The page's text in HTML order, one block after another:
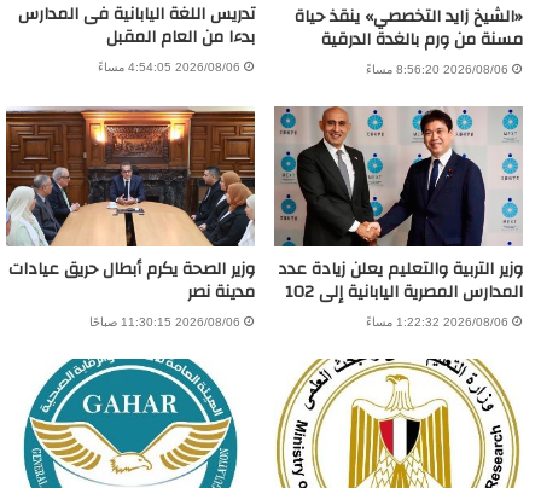
«الشيخ زايد التخصصي» ينقذ حياة
مسنة من ورم بالغدة الدرقية
2026/08/06 8:56:20 مساءً
تدريس اللغة اليابانية فى المدارس
بدءا من العام المقبل
2026/08/06 4:54:05 مساءً
وزير التربية والتعليم يعلن زيادة عدد
المدارس المصرية اليابانية إلى 102
2026/08/06 1:22:32 مساءً
وزير الصحة يكرم أبطال حريق عيادات
مدينة نصر
2026/08/06 11:30:15 صباحًا